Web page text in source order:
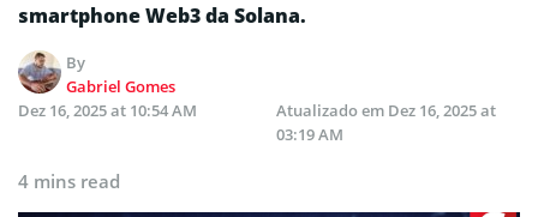
smartphone Web3 da Solana.
By
Gabriel Gomes
Dez 16, 2025 at 10:54 AM
Atualizado em Dez 16, 2025 at
03:19 AM
4 mins read